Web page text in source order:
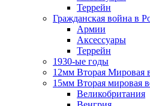
Террейн
Гражданская война в
Армии
Аксессуары
Террейн
1930-ые годы
12мм Вторая Мировая
15мм Вторая мировая
Великобритания